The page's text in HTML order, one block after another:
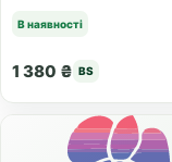
В наявності
1 380 ₴ BS